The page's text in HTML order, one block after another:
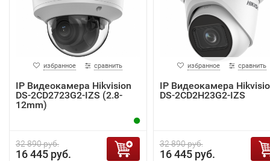
избранное сравнить
IP Видеокамера Hikvision
DS-2CD2723G2-IZS (2.8-
12mm)
32 890 руб.
16 445 руб.
избранное сравнить
IP Видеокамера
DS-2CD2H23G2-IZS
32 890 руб.
16 445 руб.